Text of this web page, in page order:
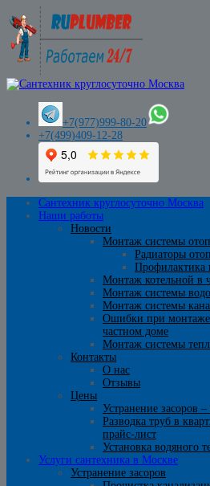
+7(977)999-80-20
+7(499)409-12-28
Сантехник круглосуточно Москва
Наши работы
Новости
Монтаж системы
Радиаторы
Профилактика
Монтаж котельной в
Монтаж системы
Монтаж системы
Ошибки при монтаже
частном доме
Монтаж системы
Контакты
О нас
Отзывы
Цены
Устранение засоров
Разводка труб в
прайс-лист
Установка водяного
Услуги сантехника в Москве
Устранение засоров